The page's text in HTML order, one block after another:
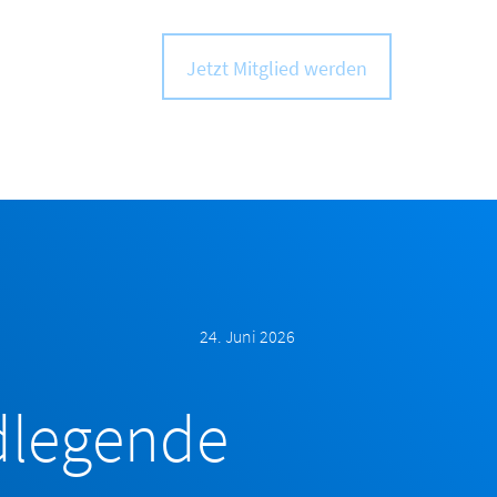
Jetzt Mitglied werden
24. Juni 2026